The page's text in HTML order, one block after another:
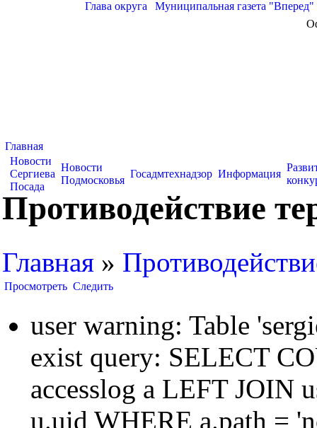
Глава округа Муниципальная газета "Вперед"
Главная
Новости
Сергиева
Посада
Новости
Подмосковья
Госадмтехнадзор Информация
Противодействие
Главная »
Просмотреть Следить
user warning: Table
exist query: SELECT
accesslog a LEFT JOIN
u.uid WHERE a.path =